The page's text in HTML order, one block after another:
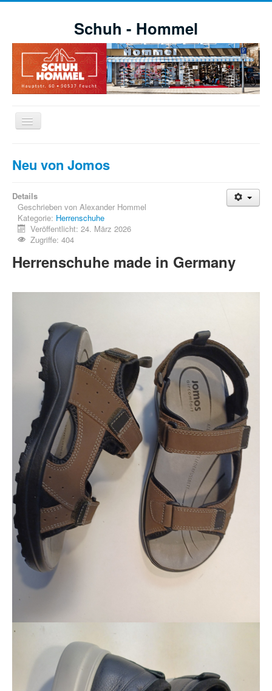
Schuh - Hommel
Navigation
an/aus
Schuhe
Aktuelle Aktionen
Markensortiment
Öffnungszeiten
Impressionen
Kontakt
Neu von Jomos
Details
Geschrieben von Alexander Hommel
Kategorie: Herrenschuhe
Veröffentlicht: 24. März 2026
Zugriffe: 404
Herrenschuhe made in Germany